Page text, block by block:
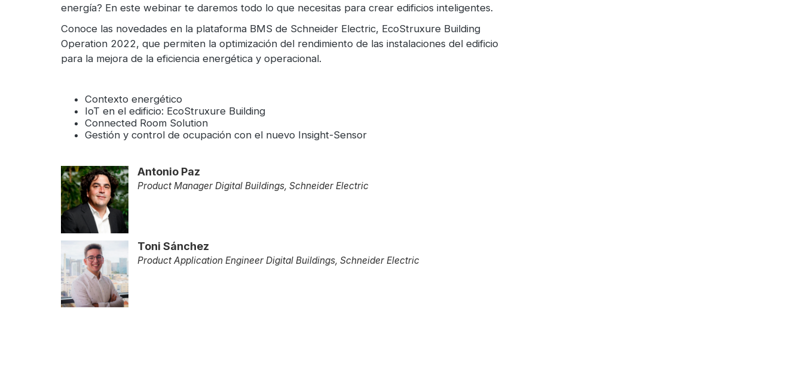
energía? En este webinar te daremos todo lo que necesitas para crear edificios inteligentes.
Conoce las novedades en la plataforma BMS de Schneider Electric, EcoStruxure Building
Operation 2022, que permiten la optimización del rendimiento de las instalaciones del edificio
para la mejora de la eficiencia energética y operacional.
Contexto energético
IoT en el edificio: EcoStruxure Building
Connected Room Solution
Gestión y control de ocupación con el nuevo Insight-Sensor
Antonio Paz
Product Manager Digital Buildings, Schneider Electric
Toni Sánchez
Product Application Engineer Digital Buildings, Schneider Electric